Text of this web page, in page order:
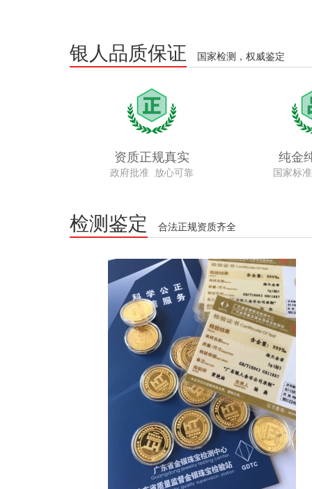
银人品质保证 国家检测，权威鉴定
资质正规真实
政府批准 放心可靠
纯金
国家标
检测鉴定 合法正规资质齐全